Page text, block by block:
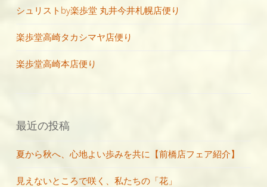
シュリストby楽歩堂 丸井今井札幌店便り
楽歩堂高崎タカシマヤ店便り
楽歩堂高崎本店便り
最近の投稿
夏から秋へ、心地よい歩みを共に【前橋店フェア紹介】
見えないところで咲く、私たちの「花」